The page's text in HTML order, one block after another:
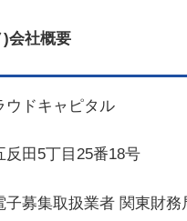
)会社概要
ウドキャピタル
田5丁目25番18号
募集取扱業者 関東財務